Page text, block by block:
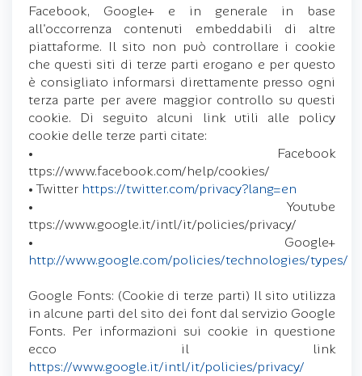
Facebook, Google+ e in generale in base
all'occorrenza contenuti embeddabili di altre
piattaforme. Il sito non può controllare i cookie
che questi siti di terze parti erogano e per questo
è consigliato informarsi direttamente presso ogni
terza parte per avere maggior controllo su questi
cookie. Di seguito alcuni link utili alle policy
cookie delle terze parti citate:
• Facebook
ttps://www.facebook.com/help/cookies/
• Twitter https://twitter.com/privacy?lang=en
• Youtube
ttps://www.google.it/intl/it/policies/privacy/
• Google+
http://www.google.com/policies/technologies/types/
Google Fonts: (Cookie di terze parti) Il sito utilizza
in alcune parti del sito dei font dal servizio Google
Fonts. Per informazioni sui cookie in questione
ecco il link
https://www.google.it/intl/it/policies/privacy/